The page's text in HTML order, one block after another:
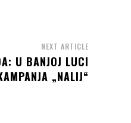
NEXT ARTICLE
U BANJOJ LUCI
„NALIJ“